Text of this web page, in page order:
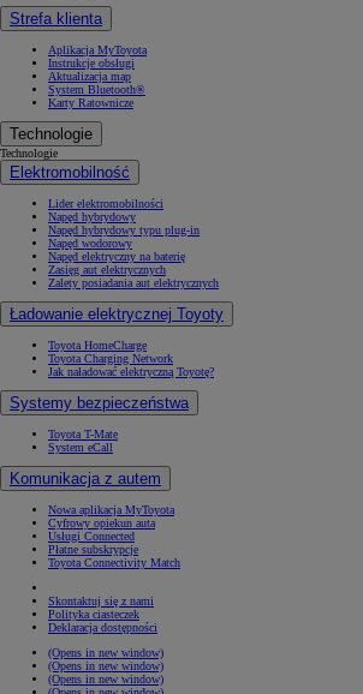
Strefa klienta
Aplikacja MyToyota
Instrukcje obsługi
Aktualizacja map
System Bluetooth®
Karty Ratownicze
Technologie
Technologie
Elektromobilność
Lider elektromobilności
Napęd hybrydowy
Napęd hybrydowy typu plug-in
Napęd wodorowy
Napęd elektryczny na baterię
Zasięg aut elektrycznych
Zalety posiadania aut elektrycznych
Ładowanie elektrycznej Toyoty
Toyota HomeCharge
Toyota Charging Network
Jak naładować elektryczną Toyotę?
Systemy bezpieczeństwa
Toyota T-Mate
System eCall
Komunikacja z autem
Nowa aplikacja MyToyota
Cyfrowy opiekun auta
Usługi Connected
Płatne subskrypcje
Toyota Connectivity Match
Skontaktuj się z nami
Polityka ciasteczek
Deklaracja dostępności
(Opens in new window)
(Opens in new window)
(Opens in new window)